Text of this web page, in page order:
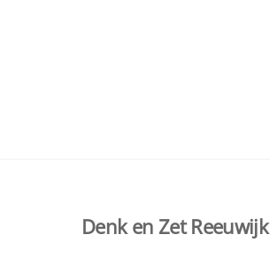
Denk en Zet Reeuwijk